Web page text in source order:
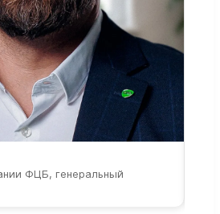
ФЦБ, генеральный